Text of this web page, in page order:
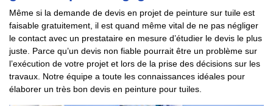
Même si la demande de devis en projet de peinture sur tuile est
faisable gratuitement, il est quand même vital de ne pas négliger
le contact avec un prestataire en mesure d’étudier le devis le plus
juste. Parce qu’un devis non fiable pourrait être un problème sur
l’exécution de votre projet et lors de la prise des décisions sur les
travaux. Notre équipe a toute les connaissances idéales pour
élaborer un très bon devis en peinture pour tuiles.